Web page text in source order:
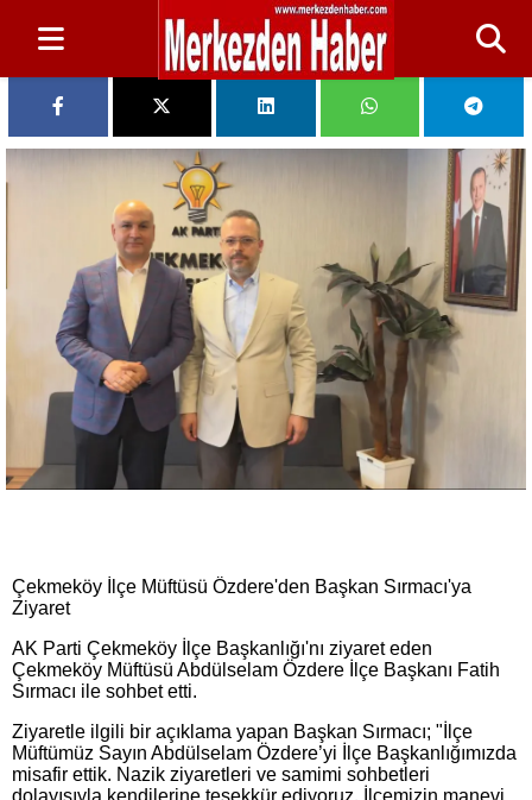
Çekmeköy İlçe Müftüsü Özdere'den Başkan Sırmacı'ya
Ziyaret
AK Parti Çekmeköy İlçe Başkanlığı'nı ziyaret eden
Çekmeköy Müftüsü Abdülselam Özdere İlçe Başkanı Fatih
Sırmacı ile sohbet etti.
Ziyaretle ilgili bir açıklama yapan Başkan Sırmacı; "İlçe
Müftümüz Sayın Abdülselam Özdere’yi İlçe Başkanlığımızda
misafir ettik. Nazik ziyaretleri ve samimi sohbetleri
dolayısıyla kendilerine teşekkür ediyoruz. İlçemizin manevi